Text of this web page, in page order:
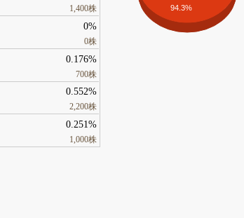
1,400株
0%
0株
0.176%
700株
0.552%
2,200株
0.251%
1,000株
94.3%